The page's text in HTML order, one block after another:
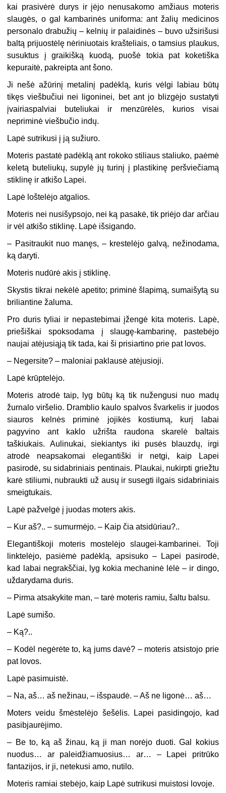
kai prasivėrė durys ir įėjo nenusakomo amžiaus moteris
slaugės, o gal kambarinės uniforma: ant žalių medicinos
personalo drabužių – kelnių ir palaidinės – buvo užsirišusi
baltą prijuostėlę nėriniuotais krašteliais, o tamsius plaukus,
susuktus į graikišką kuodą, puošė tokia pat koketiška
kepuraitė, pakreipta ant šono.
Ji nešė ažūrinį metalinį padėklą, kuris vėlgi labiau būtų
tikęs viešbučiui nei ligoninei, bet ant jo blizgėjo sustatyti
įvairiaspalviai buteliukai ir menzūrėlės, kurios visai
nepriminė viešbučio indų.
Lapė sutrikusi į ją sužiuro.
Moteris pastatė padėklą ant rokoko stiliaus staliuko, paėmė
keletą buteliukų, supylė jų turinį į plastikinę peršviečiamą
stiklinę ir atkišo Lapei.
Lapė loštelėjo atgalios.
Moteris nei nusišypsojo, nei ką pasakė, tik priėjo dar arčiau
ir vėl atkišo stiklinę. Lapė išsigando.
– Pasitraukit nuo manęs, – krestelėjo galvą, nežinodama,
ką daryti.
Moteris nudūrė akis į stiklinę.
Skystis tikrai nekėlė apetito; priminė šlapimą, sumaišytą su
briliantine žaluma.
Pro duris tyliai ir nepastebimai įžengė kita moteris. Lapė,
priešiškai spoksodama į slaugę-kambarinę, pastebėjo
naujai atėjusiąją tik tada, kai ši prisiartino prie pat lovos.
– Negersite? – maloniai paklausė atėjusioji.
Lapė krūptelėjo.
Moteris atrodė taip, lyg būtų ką tik nužengusi nuo madų
žurnalo viršelio. Dramblio kaulo spalvos švarkelis ir juodos
siauros kelnės priminė jojikės kostiumą, kurį labai
pagyvino ant kaklo užrišta raudona skarelė baltais
taškiukais. Aulinukai, siekiantys iki pusės blauzdų, irgi
atrodė neapsakomai elegantiški ir netgi, kaip Lapei
pasirodė, su sidabriniais pentinais. Plaukai, nukirpti griežtu
karė stiliumi, nubraukti už ausų ir susegti ilgais sidabriniais
smeigtukais.
Lapė pažvelgė į juodas moters akis.
– Kur aš?.. – sumurmėjo. – Kaip čia atsidūriau?..
Elegantiškoji moteris mostelėjo slaugei-kambarinei. Toji
linktelėjo, pasiėmė padėklą, apsisuko – Lapei pasirodė,
kad labai negrakščiai, lyg kokia mechaninė lėlė – ir dingo,
uždarydama duris.
– Pirma atsakykite man, – tarė moteris ramiu, šaltu balsu.
Lapė sumišo.
– Ką?..
– Kodėl negėrėte to, ką jums davė? – moteris atsistojo prie
pat lovos.
Lapė pasimuistė.
– Na, aš… aš nežinau, – išspaudė. – Aš ne ligonė… aš…
Moters veidu šmėstelėjo šešėlis. Lapei pasidingojo, kad
pasibjaurėjimo.
– Be to, ką aš žinau, ką ji man norėjo duoti. Gal kokius
nuodus… ar paleidžiamuosius… ar… – Lapei pritrūko
fantazijos, ir ji, netekusi amo, nutilo.
Moteris ramiai stebėjo, kaip Lapė sutrikusi muistosi lovoje.